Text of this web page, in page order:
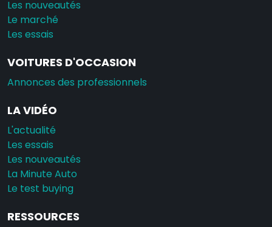
Les nouveautés
Le marché
Les essais
VOITURES D'OCCASION
Annonces des professionnels
LA VIDÉO
L'actualité
Les essais
Les nouveautés
La Minute Auto
Le test buying
RESSOURCES